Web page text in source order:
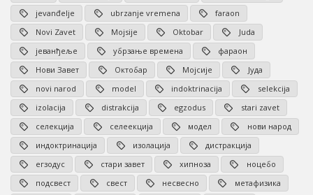
jevanđelje
ubrzanje vremena
faraon
Novi Zavet
Mojsije Oktobar
Juda
јеванђеље
убрзање времена
фараон
Нови Завет
Октобар Мојсије
Јуда
novi narod
model indoktrinacija
selekcija
izolacija
distrakcija egzodus
stari zavet
селекција
селеекција модел
нови народ
индоктринација
изолација
дистракција
егзодус
стари завет хипноза
ноцебо
подсвест
свест несвесно
метафизика